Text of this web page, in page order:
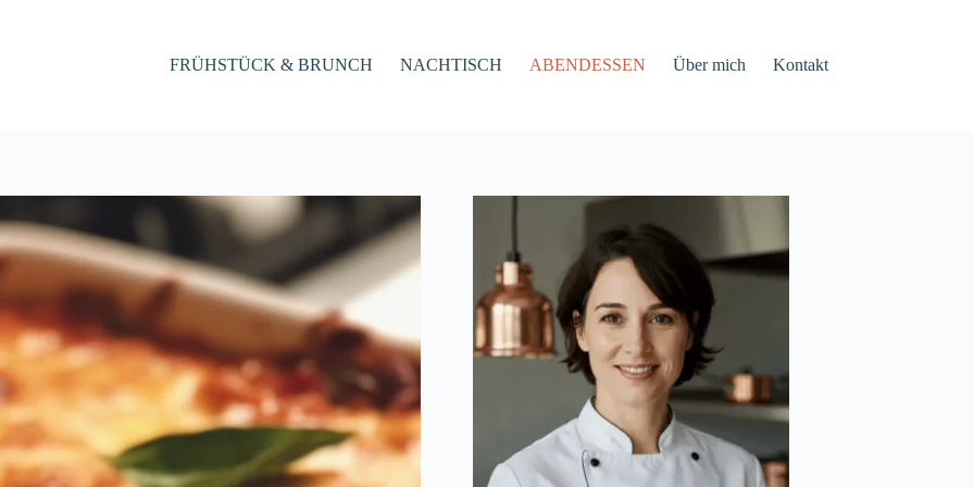
FRÜHSTÜCK & BRUNCH
NACHTISCH ABENDESSEN Über mich Kontakt